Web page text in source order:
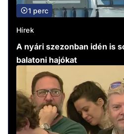
1 perc
Hírek
A nyári szezonban idén is
balatoni hajókat